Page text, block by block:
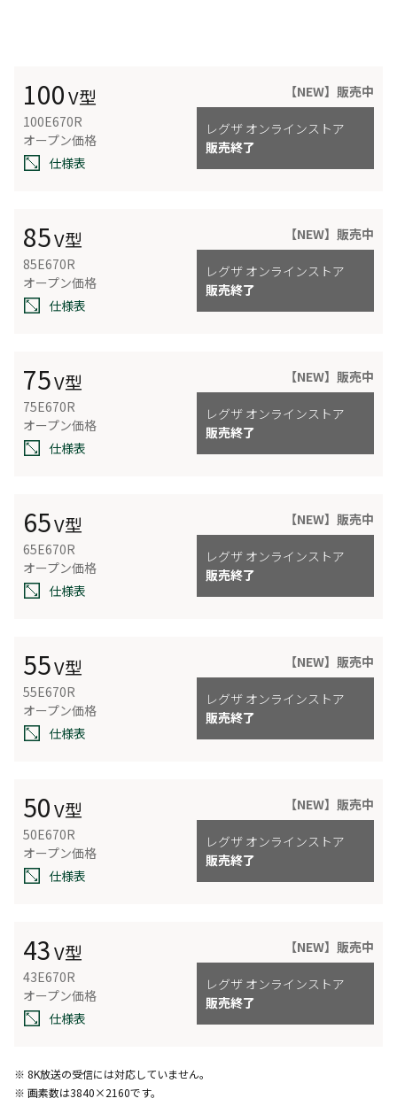
100V型
100E670R
仕様表
オープン価格
【NEW】販売中
レグザ オンラインストア
販売終了
85V型
85E670R
仕様表
オープン価格
【NEW】販売中
レグザ オンラインストア
販売終了
75V型
75E670R
仕様表
オープン価格
【NEW】販売中
レグザ オンラインストア
販売終了
65V型
65E670R
仕様表
オープン価格
【NEW】販売中
レグザ オンラインストア
販売終了
55V型
55E670R
仕様表
オープン価格
【NEW】販売中
レグザ オンラインストア
販売終了
50V型
50E670R
仕様表
オープン価格
【NEW】販売中
レグザ オンラインストア
販売終了
43V型
43E670R
仕様表
オープン価格
【NEW】販売中
レグザ オンラインストア
販売終了
※ 8K放送の受信には対応していません。
※ 画素数は3840×2160です。